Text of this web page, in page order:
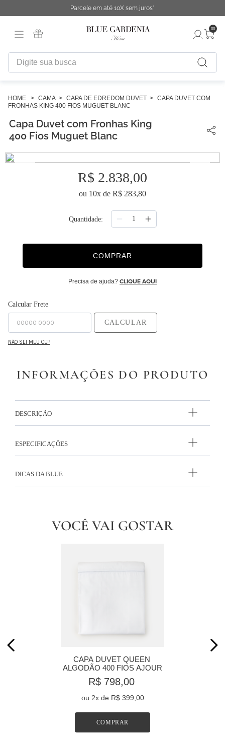
Parcele em até 10X sem juros*
00
Digite sua busca
CAMA CAPA DE EDREDOM DUVET
CAPA DUVET COM
FRONHAS KING 400 FIOS MUGUET BLANC
Capa Duvet com Fronhas King
400 Fios Muguet Blanc
R$ 2.838,00
ou 10x de R$ 283,80
Quantidade
COMPRAR
Precisa de ajuda? CLIQUE AQUI
Calcular Frete
CALCULAR
NÃO SEI MEU CEP
INFORMAÇÕES DO PRODUTO
DESCRIÇÃO
ESPECIFICAÇÕES
DICAS DA BLUE
VOCÊ VAI GOSTAR
CAPA DUVET QUEEN
ALGODÃO 400 FIOS AJOUR
R$ 798,00
ou 2x de R$ 399,00
COMPRAR
1º
fronha
3
4º
capa duvet
difusor
8º
edredon
10º majorelle